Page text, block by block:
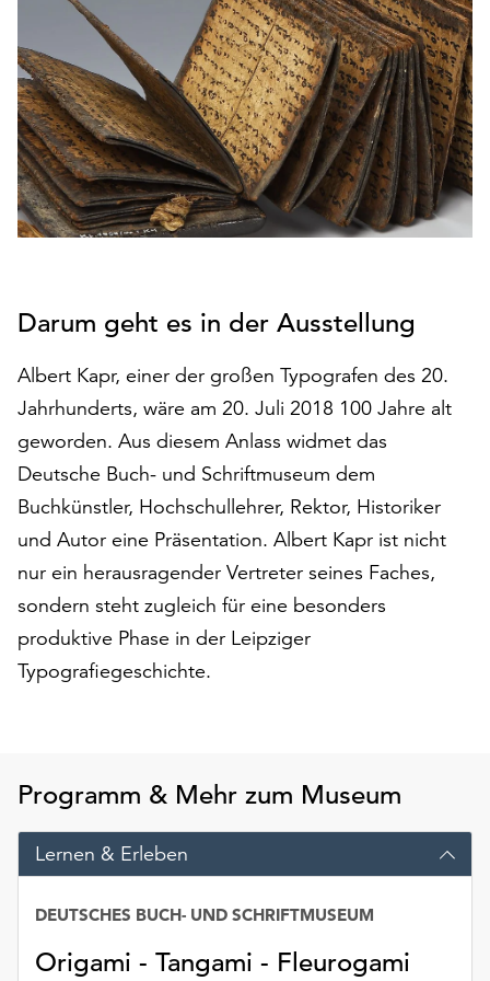
Betrieb
der
Seite
notwendig
sind
(funktionale
Cookies),
sowie
solche,
zu
anonymen
Statistikzwecken
genutzt
werden.
Klicken
Sie
auf
„Alle
akzeptieren“,
alle
Cookies
zu
akzeptieren.
Einverständnis
jederzeit
ändern
und
Dafür
Ihnen
Darum geht es in der Ausstellung
Albert Kapr, einer der großen Typografen des 20.
Jahrhunderts, wäre am 20. Juli 2018 100 Jahre alt
geworden. Aus diesem Anlass widmet das
Deutsche Buch- und Schriftmuseum dem
Buchkünstler, Hochschullehrer, Rektor, Historiker
und Autor eine Präsentation. Albert Kapr ist nicht
nur ein herausragender Vertreter seines Faches,
sondern steht zugleich für eine besonders
produktive Phase in der Leipziger
Typografiegeschichte.
Programm & Mehr zum Museum
Lernen & Erleben
Origami - Tangami - Fleurogami
DEUTSCHES BUCH- UND SCHRIFTMUSEUM